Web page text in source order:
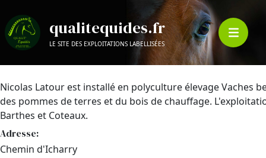
qualitequides.fr
LE SITE DES EXPLOITATIONS LABELLISÉES
Nicolas Latour est installé en polyculture élevage Vaches
des pommes de terres et du bois de chauffage.
Barthes et Coteaux.
Adresse:
Chemin d'Icharry